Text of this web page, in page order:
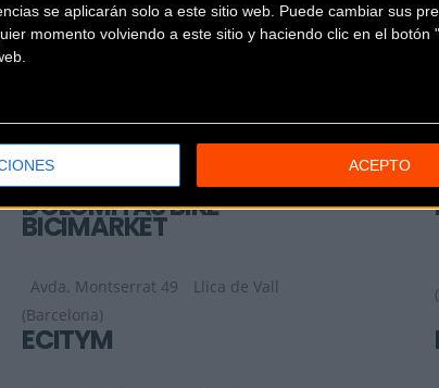
se aplicarán solo a este sitio web. Puede cambiar sus
momento volviendo a este sitio y haciendo clic en el botón
ACEPTO
Carretera de Manlleu, Nº76-90
Vic
(Barcelona)
(Barcelona)
DOLOMITAS BIKE-
BICIMARKET
Avda. Montserrat 49
Llica de Vall
(Barcelona)
ECITYM